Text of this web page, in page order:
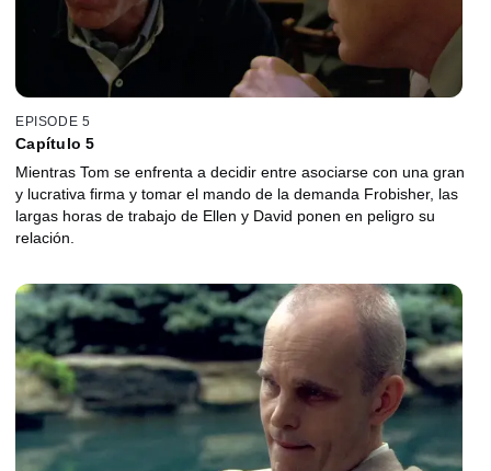
EPISODE 5
Capítulo 5
Mientras Tom se enfrenta a decidir entre asociarse con una gran
y lucrativa firma y tomar el mando de la demanda Frobisher, las
largas horas de trabajo de Ellen y David ponen en peligro su
relación.